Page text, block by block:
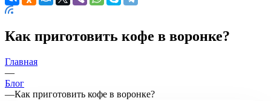
Как приготовить кофе в воронке?
Главная
—
Блог
—Как приготовить кофе в воронке?